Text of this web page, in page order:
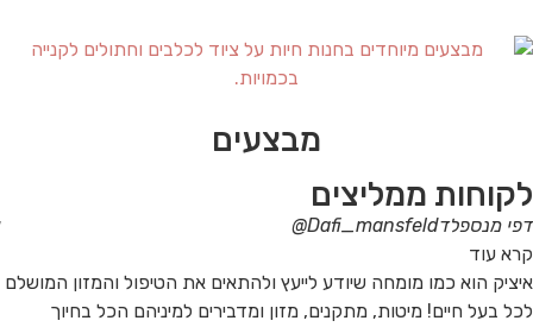
מבצעים
לקוחות ממליצים
דפי מנספלדDafi_mansfeld@
קרא עוד
איציק הוא כמו מומחה שיודע לייעץ ולהתאים את הטיפול והמזון המושלם
לכל בעל חיים! מיטות, מתקנים, מזון ומדבירים למיניהם הכל בחיוך